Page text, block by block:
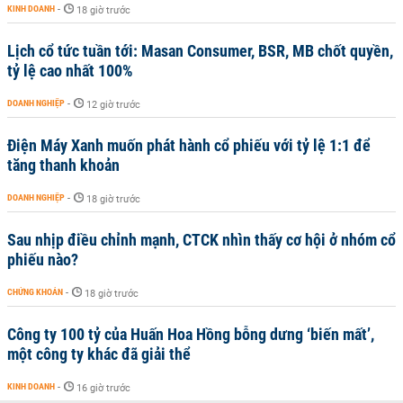
KINH DOANH - 18 giờ trước
Lịch cổ tức tuần tới: Masan Consumer, BSR, MB chốt quyền,
tỷ lệ cao nhất 100%
DOANH NGHIỆP - 12 giờ trước
Điện Máy Xanh muốn phát hành cổ phiếu với tỷ lệ 1:1 để
tăng thanh khoản
DOANH NGHIỆP - 18 giờ trước
Sau nhịp điều chỉnh mạnh, CTCK nhìn thấy cơ hội ở nhóm cổ
phiếu nào?
CHỨNG KHOÁN - 18 giờ trước
Công ty 100 tỷ của Huấn Hoa Hồng bỗng dưng ‘biến mất’,
một công ty khác đã giải thể
KINH DOANH - 16 giờ trước